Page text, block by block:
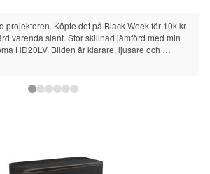
projektoren. Köpte det på Black Week för 10k kr
varenda slant. Stor skillnad jämförd med min
HD20LV. Bilden är klarare, ljusare och
och det är gamechanger för mig. Jag
tillbaka till DLP projektor. Det stor på hylla över
från 330cm. Det är tillräckligt tyst. Ljusstyrka är